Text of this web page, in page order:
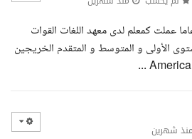
اعمل كمعلم لاكثر من 27 عاما عملت كمعلم لدى معهد اللغات القوات
الأولى و المتوسط و المتقدم الخريجين
منذ شهرين